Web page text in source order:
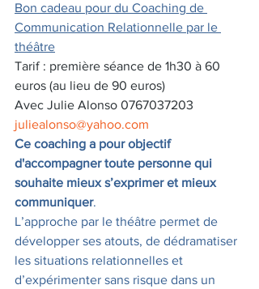
Bon cadeau pour du Coaching de
Communication Relationnelle par le
théâtre
Tarif : première séance de 1h30 à 60
euros (au lieu de 90 euros)
Avec Julie Alonso 0767037203
juliealonso@yahoo.com
Ce coaching a pour objectif
d'accompagner toute personne qui
souhaite mieux s’exprimer et mieux
communiquer.
L’approche par le théâtre permet de
développer ses atouts, de dédramatiser
les situations relationnelles et
d’expérimenter sans risque dans un